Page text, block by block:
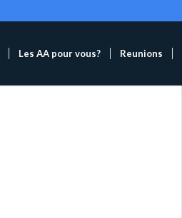
Les AA pour vous? Reunions